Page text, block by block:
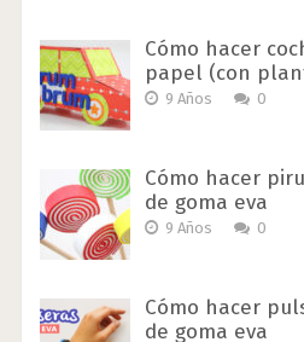
Cómo hacer
papel (con
9 Años 0
Cómo hacer
de goma eva
9 Años 0
Cómo hacer
de goma eva